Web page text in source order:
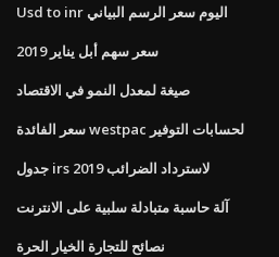
Usd to inr اليوم سعر الرسم البياني
سعر سهم أبل يناير 2019
صيغة لمعدل النمو في الاقتصاد
سعر الفائدة westpac لحسابات التوفير
جدول irs لاسترداد الضرائب 2019
آلة حاسبة متبادلة سلبية على الانترنت
نصائح للتجارة الخيار الحرة